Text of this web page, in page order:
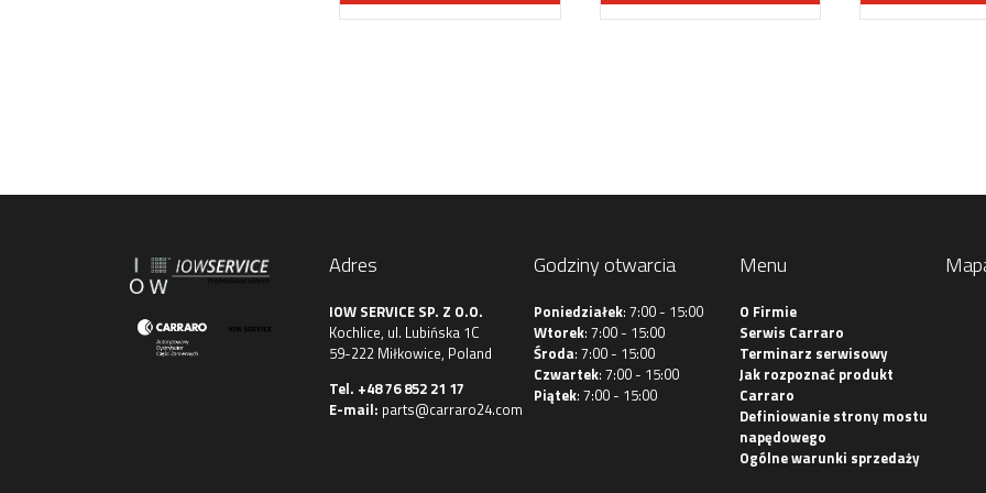
Adres
IOW SERVICE SP. Z O.O.
Kochlice, ul. Lubińska 1C
59-222 Miłkowice, Poland
Tel. +48 76 852 21 17
E-mail: parts@carraro24.com
Godziny otwarcia
Poniedziałek: 7:00 - 15:00
Wtorek: 7:00 - 15:00
Środa: 7:00 - 15:00
Czwartek: 7:00 - 15:00
Piątek: 7:00 - 15:00
Menu
O Firmie
Serwis Carraro
Terminarz serwisowy
Jak rozpoznać produkt
Carraro
Definiowanie strony mostu
napędowego
Ogólne warunki sprzedaży